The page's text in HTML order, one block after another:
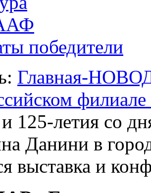
победители
Главная-
125-летия со
Данини в
выставка и